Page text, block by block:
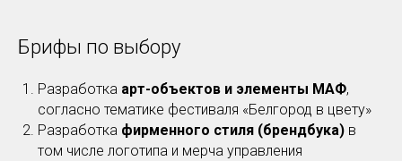
Брифы по выбору
Разработка арт-объектов и элементы МАФ,
согласно тематике фестиваля «Белгород в цвету»
Разработка фирменного стиля (брендбука) в
том числе логотипа и мерча управления